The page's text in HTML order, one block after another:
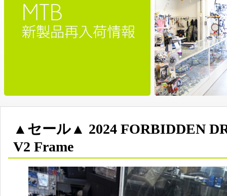
▲セール▲ 2024 FORBIDDEN
V2 Frame